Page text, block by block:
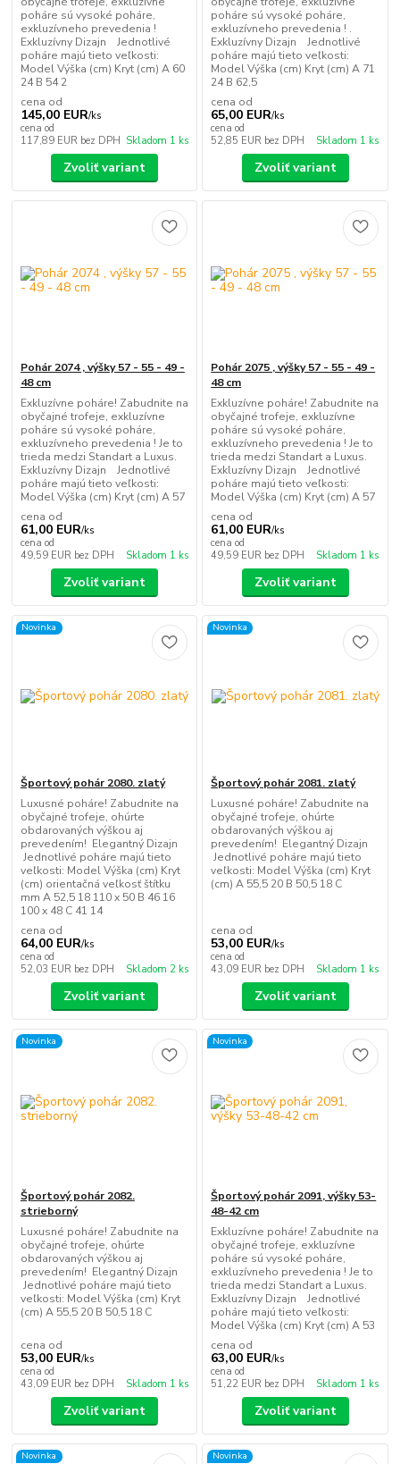
poháre sú vysoké poháre,
exkluzívneho prevedenia !
Exkluzívny Dizajn Jednotlivé
poháre majú tieto veľkosti:
Model Výška (cm) Kryt (cm) A 60
24 B 54 2
cena od
145,00 EUR/ks
cena od
117,89 EUR bez DPH Skladom 1 ks
Zvoliť variant
poháre sú vysoké poháre,
exkluzívneho prevedenia ! .
Exkluzívny Dizajn Jednotlivé
poháre majú tieto veľkosti:
Model Výška (cm) Kryt (cm) A 71
24 B 62,5
cena od
65,00 EUR/ks
cena od
52,85 EUR bez DPH Skladom 1 ks
Zvoliť variant
Pohár 2074 , výšky 57 - 55 - 49 -
48 cm
Exkluzívne poháre! Zabudnite na
obyčajné trofeje, exkluzívne
poháre sú vysoké poháre,
exkluzívneho prevedenia ! Je to
trieda medzi Standart a Luxus.
Exkluzívny Dizajn Jednotlivé
poháre majú tieto veľkosti:
Model Výška (cm) Kryt (cm) A 57
cena od
61,00 EUR/ks
cena od
49,59 EUR bez DPH Skladom 1 ks
Zvoliť variant
Pohár 2075 , výšky 57 - 55 - 49 -
48 cm
Exkluzívne poháre! Zabudnite na
obyčajné trofeje, exkluzívne
poháre sú vysoké poháre,
exkluzívneho prevedenia ! Je to
trieda medzi Standart a Luxus.
Exkluzívny Dizajn Jednotlivé
poháre majú tieto veľkosti:
Model Výška (cm) Kryt (cm) A 57
cena od
61,00 EUR/ks
cena od
49,59 EUR bez DPH Skladom 1 ks
Zvoliť variant
Novinka
Športový pohár 2080. zlatý
Luxusné poháre! Zabudnite na
obyčajné trofeje, ohúrte
obdarovaných výškou aj
prevedením! Elegantný Dizajn
Jednotlivé poháre majú tieto
veľkosti: Model Výška (cm) Kryt
(cm) orientačná veľkosť štítku
mm A 52,5 18 110 x 50 B 46 16
100 x 48 C 41 14
cena od
64,00 EUR/ks
cena od
52,03 EUR bez DPH Skladom 2 ks
Zvoliť variant
Novinka
Športový pohár 2081. zlatý
Luxusné poháre! Zabudnite na
obyčajné trofeje, ohúrte
obdarovaných výškou aj
prevedením! Elegantný Dizajn
Jednotlivé poháre majú tieto
veľkosti: Model Výška (cm) Kryt
(cm) A 55,5 20 B 50,5 18 C
cena od
53,00 EUR/ks
cena od
43,09 EUR bez DPH Skladom 1 ks
Zvoliť variant
Novinka
Športový pohár 2082.
strieborný
Luxusné poháre! Zabudnite na
obyčajné trofeje, ohúrte
obdarovaných výškou aj
prevedením! Elegantný Dizajn
Jednotlivé poháre majú tieto
veľkosti: Model Výška (cm) Kryt
(cm) A 55,5 20 B 50,5 18 C
cena od
53,00 EUR/ks
cena od
43,09 EUR bez DPH Skladom 1 ks
Zvoliť variant
Novinka
Športový pohár 2091, výšky 53-
48-42 cm
Exkluzívne poháre! Zabudnite na
obyčajné trofeje, exkluzívne
poháre sú vysoké poháre,
exkluzívneho prevedenia ! Je to
trieda medzi Standart a Luxus.
Exkluzívny Dizajn Jednotlivé
poháre majú tieto veľkosti:
Model Výška (cm) Kryt (cm) A 53
cena od
63,00 EUR/ks
cena od
51,22 EUR bez DPH Skladom 1 ks
Zvoliť variant
Novinka Novinka